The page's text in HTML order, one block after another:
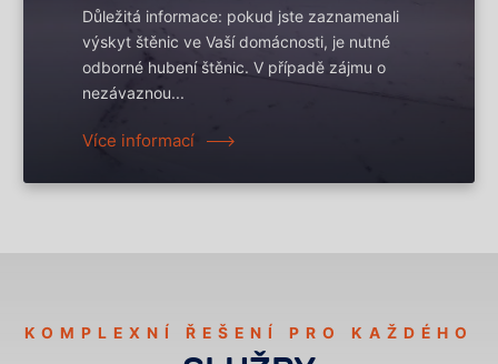
Důležitá informace: pokud jste zaznamenali
výskyt štěnic ve Vaší domácnosti, je nutné
odborné hubení štěnic. V případě zájmu o
nezávaznou...
Více informací
KOMPLEXNÍ ŘEŠENÍ PRO KAŽDÉHO